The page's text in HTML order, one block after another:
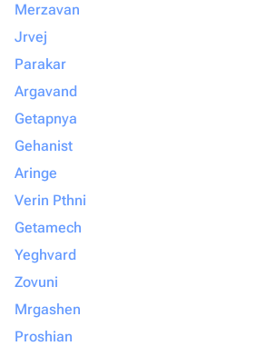
Merzavan
Jrvej
Parakar
Argavand
Getapnya
Gehanist
Aringe
Verin Pthni
Getamech
Yeghvard
Zovuni
Mrgashen
Proshian